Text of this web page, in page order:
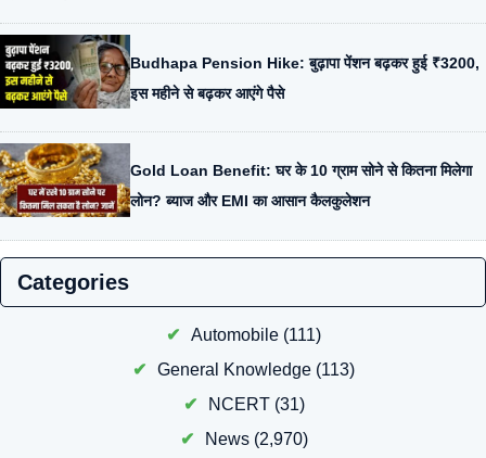
Budhapa Pension Hike: बुढ़ापा पेंशन बढ़कर हुई ₹3200,
इस महीने से बढ़कर आएंगे पैसे
Gold Loan Benefit: घर के 10 ग्राम सोने से कितना मिलेगा
लोन? ब्याज और EMI का आसान कैलकुलेशन
Categories
Automobile (111)
General Knowledge (113)
NCERT(31)
News(2,970)